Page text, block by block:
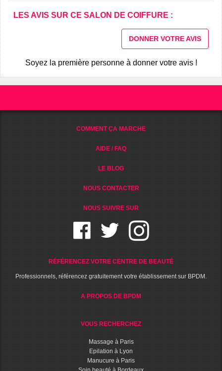
LES AVIS SUR CE SALON DE COIFFURE :
DONNER VOTRE AVIS
Soyez la première personne à donner votre avis !
COMMENT ÇA MARCHE
AIDE / FAQ
LE BLOG
NOUS CONTACTER
NOUS SUIVRE SUR
RÉFÉRENCEZ VOTRE CENTRE DE BEAUTÉ
Professionnels, référencez gratuitement votre établissement sur BPDM.
A PROPOS DE BPDM
VOUS RECHERCHEZ
Massage à Paris
Epilation à Lyon
Manucure à Paris